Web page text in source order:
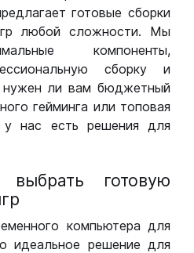
готовые сборки
любой сложности. Мы
компоненты,
сборку и
нужен ли вам бюджетный
гейминга или топовая
нас есть решения для
готовую
компьютера для
идеальное решение для